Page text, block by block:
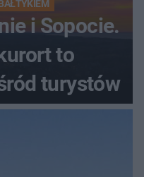
i Sopocie.
to
turystów